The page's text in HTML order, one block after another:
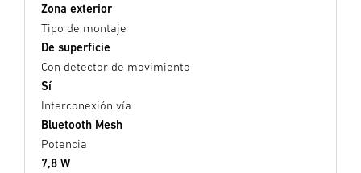
Zona exterior
Tipo de montaje
De superficie
Con detector de movimiento
Sí
Interconexión vía
Bluetooth Mesh
Potencia
7,8 W